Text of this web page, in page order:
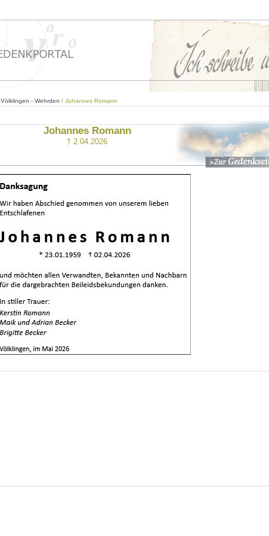
Völklingen - Wehrden / Johannes Romann
Johannes Romann
† 2.04.2026